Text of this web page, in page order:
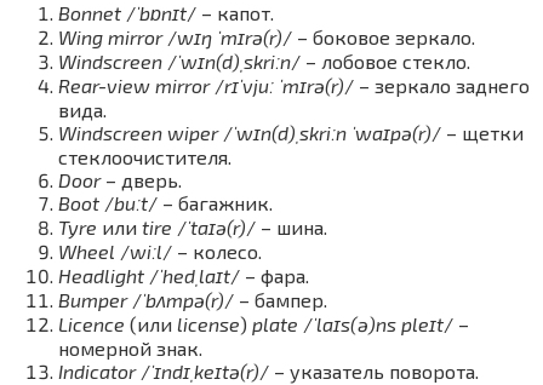
Bonnet /ˈbɒnɪt/ – капот.
Wing mirror/wɪŋ ˈmɪrə(r)/ – боковое зеркало.
Windscreen /ˈwɪn(d)ˌskriːn/ – лобовое стекло.
Rear-view mirror/rɪˈvjuː ˈmɪrə(r)/ – зеркало заднего
вида.
Windscreen wiper/ˈwɪn(d)ˌskriːn ˈwaɪpə(r)/ – щетки
стеклоочистителя.
Door– дверь.
Boot /buːt/ – багажник.
Tyre или tire /ˈtaɪə(r)/ – шина.
Wheel /wiːl/ – колесо.
Headlight /ˈhedˌlaɪt/ – фара.
Bumper/ˈbʌmpə(r)/ – бампер.
Licence (или license) plate /ˈlaɪs(ə)ns pleɪt/ –
номерной знак.
Indicator/ˈɪndɪˌkeɪtə(r)/ – указатель поворота.